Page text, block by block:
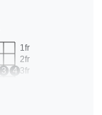
1fr
2fr
3fr
3 4